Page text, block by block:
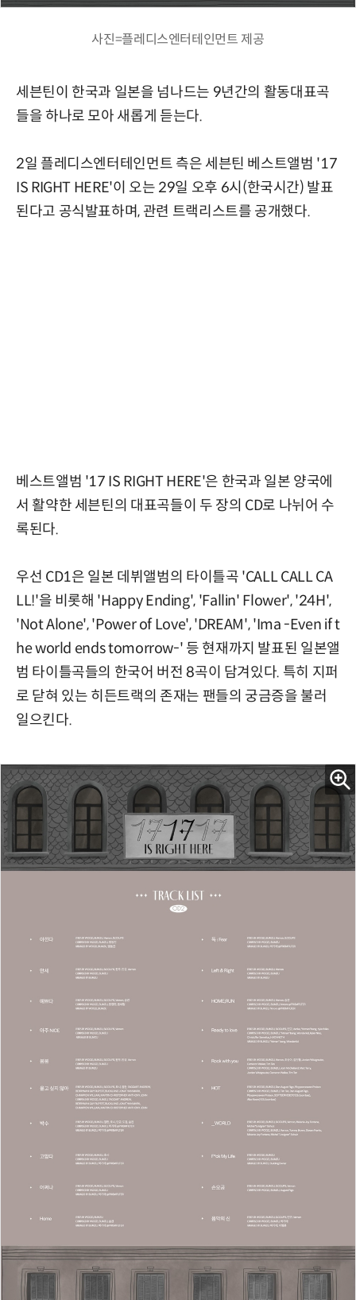
사진=플레디스엔터테인먼트 제공
세븐틴이 한국과 일본을 넘나드는 9년간의 활동대표곡
들을 하나로 모아 새롭게 듣는다.
2일 플레디스엔터테인먼트 측은 세븐틴 베스트앨범 '17
IS RIGHT HERE'이 오는 29일 오후 6시(한국시간) 발표
된다고 공식발표하며, 관련 트랙리스트를 공개했다.
베스트앨범 '17 IS RIGHT HERE'은 한국과 일본 양국에
서 활약한 세븐틴의 대표곡들이 두 장의 CD로 나뉘어 수
록된다.
우선 CD1은 일본 데뷔앨범의 타이틀곡 'CALL CALL CA
LL!'을 비롯해 'Happy Ending', 'Fallin' Flower', '24H',
'Not Alone', 'Power of Love', 'DREAM', 'Ima -Even if t
he world ends tomorrow-' 등 현재까지 발표된 일본앨
범 타이틀곡들의 한국어 버전 8곡이 담겨있다. 특히 지퍼
로 닫혀 있는 히든트랙의 존재는 팬들의 궁금증을 불러
일으킨다.